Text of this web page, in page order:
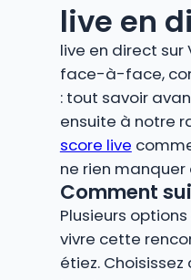
live en
live en direct sur
face-à-face,
: tout savoir
ensuite à notre
score live
ne rien manquer
Comment
Plusieurs
vivre cette
étiez.